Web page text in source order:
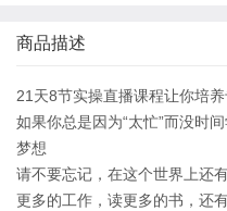
商品描述
21天8节实操直播课程让你培
如果你总是因为“太忙”而没时
梦想
请不要忘记，在这个世界上还
更多的工作，读更多的书，还